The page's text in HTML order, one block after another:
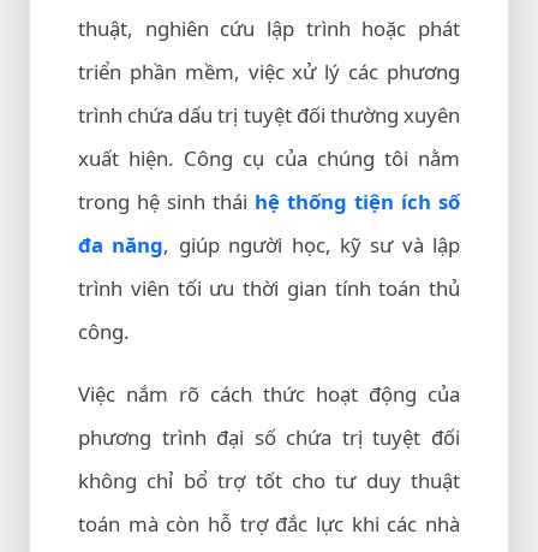
thuật, nghiên cứu lập trình hoặc phát
triển phần mềm, việc xử lý các phương
trình chứa dấu trị tuyệt đối thường xuyên
xuất hiện. Công cụ của chúng tôi nằm
trong hệ sinh thái hệ thống tiện ích số
đa năng, giúp người học, kỹ sư và lập
trình viên tối ưu thời gian tính toán thủ
công.
Việc nắm rõ cách thức hoạt động của
phương trình đại số chứa trị tuyệt đối
không chỉ bổ trợ tốt cho tư duy thuật
toán mà còn hỗ trợ đắc lực khi các nhà